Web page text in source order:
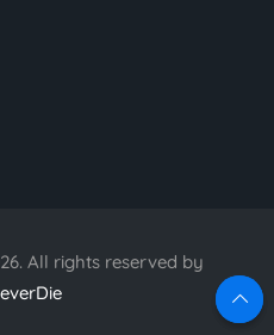
All rights reserved by